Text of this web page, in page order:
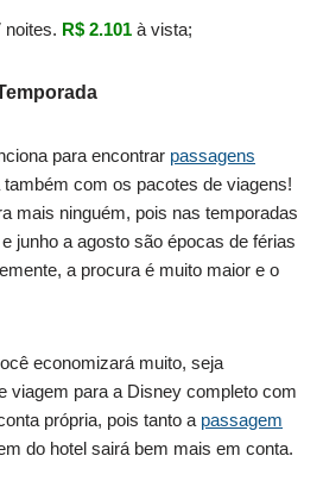
noites. R$ 2.101 à vista;
para encontrar passagens
também com os pacotes de viagens!
mais ninguém, pois nas temporadas
junho a agosto são épocas de férias
a procura é muito maior e o
economizará muito, seja
viagem para a Disney completo com
própria, pois tanto a passagem
do hotel sairá bem mais em conta.